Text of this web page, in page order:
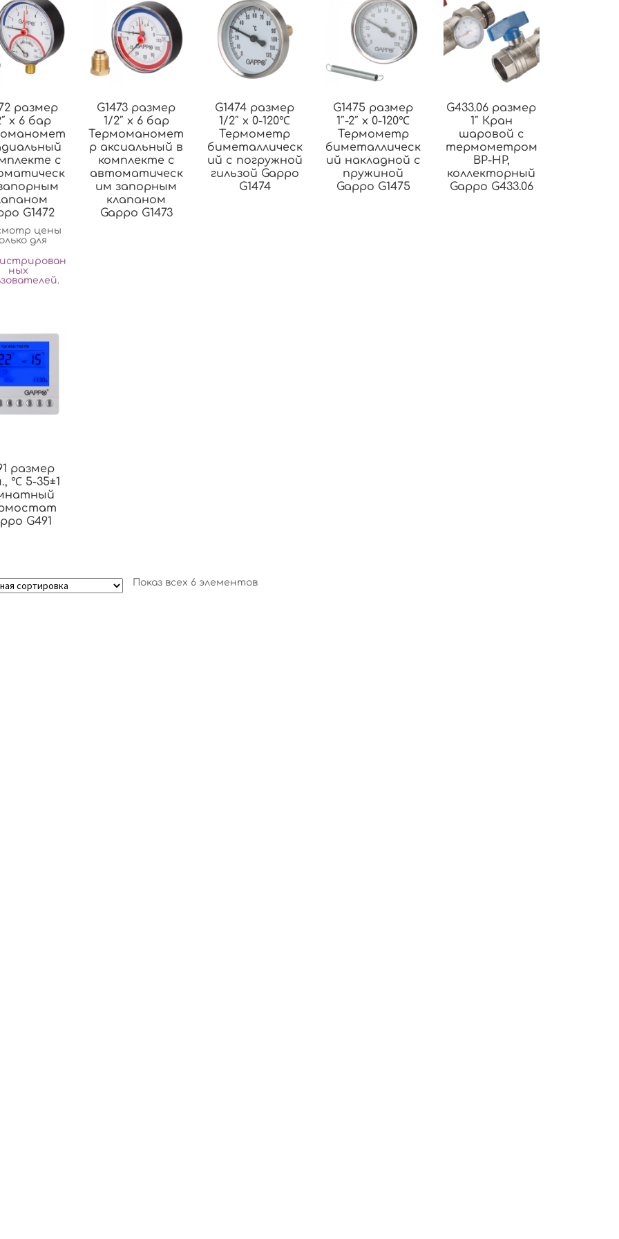
размер
x 6 бар
с
G1472
цены
для
ных
.
G1473 размер
1/2″ x 6 бар
Термоманомет
р аксиальный в
комплекте с
автоматическ
им запорным
клапаном
Gappo G1473
G1474 размер
1/2″ x 0-120℃
Термометр
биметаллическ
ий с погружной
гильзой Gappo
G1474
G1475 размер
1″-2″ x 0-120℃
Термометр
биметаллическ
ий накладной с
пружиной
Gappo G1475
G433.06 размер
1″ Кран
шаровой с
термометром
ВР-НР,
коллекторный
Gappo G433.06
размер
℃ 5-35±1
G491
Показ всех 6 элементов